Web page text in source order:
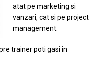
atat pe marketing si
vanzari, cat si pe project
management.
trainer poti gasi in